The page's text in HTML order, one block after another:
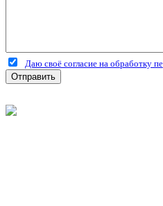
Даю своё согласие на обработку
Отправить